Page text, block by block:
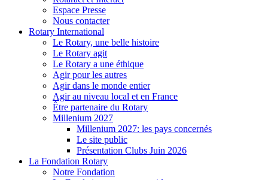
Espace Presse
Nous contacter
Rotary International
Le Rotary, une belle histoire
Le Rotary agit
Le Rotary a une éthique
Agir pour les autres
Agir dans le monde entier
Agir au niveau local et en France
Être partenaire du Rotary
Millenium 2027
Millenium 2027: les pays concernés
Le site public
Présentation Clubs Juin 2026
La Fondation Rotary
Notre Fondation